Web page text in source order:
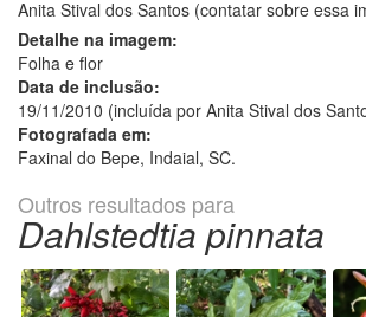
Anita Stival dos Santos (contatar sobre essa
Detalhe na imagem:
Folha e flor
Data de inclusão:
19/11/2010 (incluída por Anita Stival dos
Fotografada em:
Faxinal do Bepe, Indaial, SC.
Outros resultados para
Dahlstedtia pinnata